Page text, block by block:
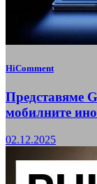
HiComment
Представяме
мобилните
02.12.2025